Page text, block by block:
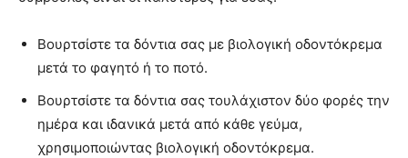
Βουρτσίστε τα δόντια σας με βιολογική οδοντόκρεμα
μετά το φαγητό ή το ποτό.
Βουρτσίστε τα δόντια σας τουλάχιστον δύο φορές την
ημέρα και ιδανικά μετά από κάθε γεύμα,
χρησιμοποιώντας βιολογική οδοντόκρεμα.